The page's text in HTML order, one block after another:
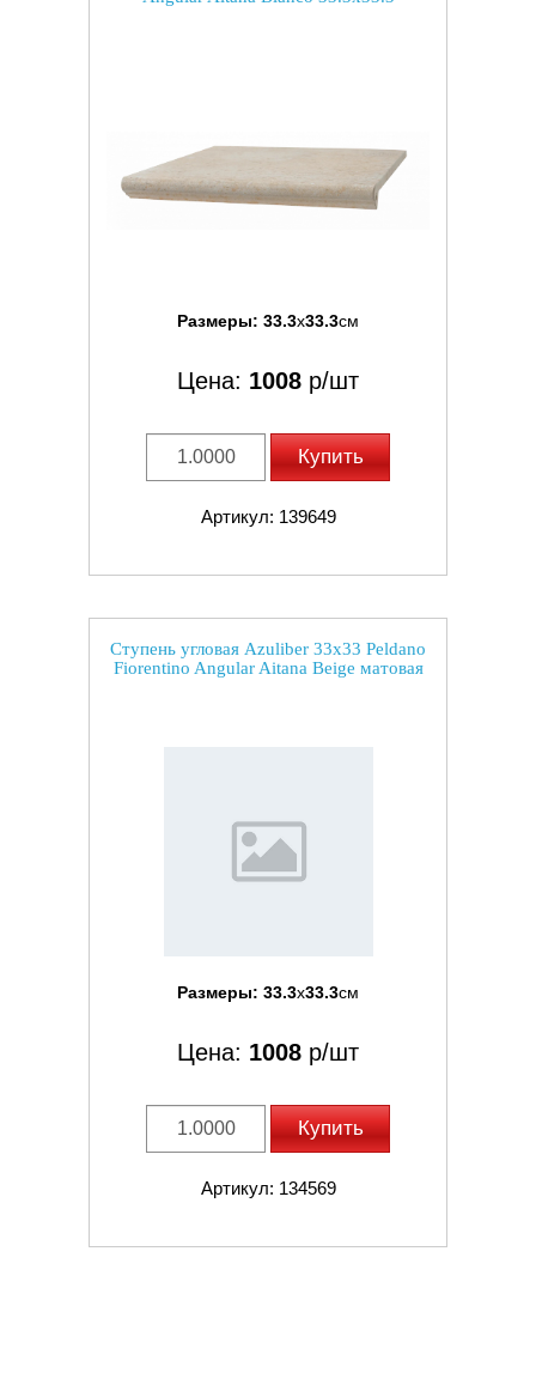
Размеры: 33.3x33.3см
Цена: 1008 р/шт
Купить
Артикул: 139649
Ступень угловая Azuliber 33x33 Peldano
Fiorentino Angular Aitana Beige матовая
Размеры: 33.3x33.3см
Цена: 1008 р/шт
Купить
Артикул: 134569